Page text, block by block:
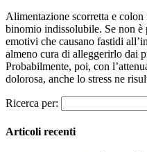
Alimentazione scorretta e
binomio indissolubile. Se non è
emotivi che causano fastidi
almeno cura di alleggerirlo dai
Probabilmente, poi, con
dolorosa, anche lo stress ne
Ricerca per:
Articoli recenti